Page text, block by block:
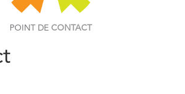
POINT DE CONTACT